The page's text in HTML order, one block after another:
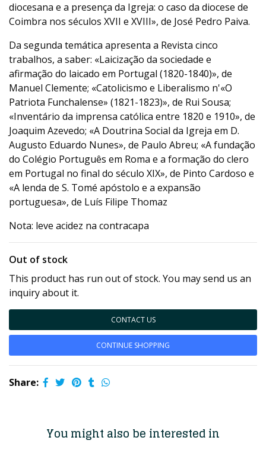
diocesana e a presença da Igreja: o caso da diocese de
Coimbra nos séculos XVII e XVIII», de José Pedro Paiva.
Da segunda temática apresenta a Revista cinco
trabalhos, a saber: «Laicização da sociedade e
afirmação do laicado em Portugal (1820-1840)», de
Manuel Clemente; «Catolicismo e Liberalismo n'«O
Patriota Funchalense» (1821-1823)», de Rui Sousa;
«Inventário da imprensa católica entre 1820 e 1910», de
Joaquim Azevedo; «A Doutrina Social da Igreja em D.
Augusto Eduardo Nunes», de Paulo Abreu; «A fundação
do Colégio Português em Roma e a formação do clero
em Portugal no final do século XIX», de Pinto Cardoso e
«A lenda de S. Tomé apóstolo e a expansão
portuguesa», de Luís Filipe Thomaz
Nota: leve acidez na contracapa
Out of stock
This product has run out of stock. You may send us an
inquiry about it.
CONTACT US
CONTINUE SHOPPING
Share:
You might also be interested in